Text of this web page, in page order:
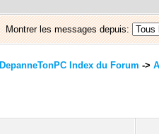
Montrer les messages depuis:
DepanneTonPC Index du Forum ->